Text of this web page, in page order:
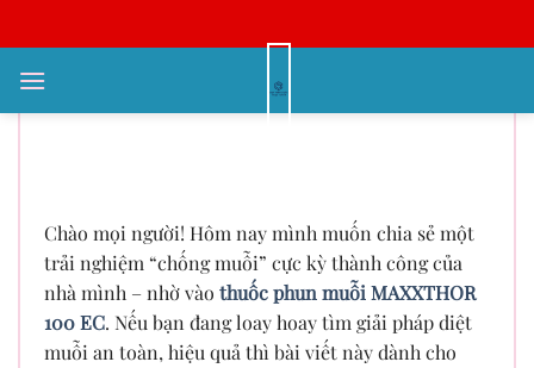
qua
nội
Dùng thử thuốc phun muỗi
Chào mọi người! Hôm nay mình muốn chia sẻ một
trải nghiệm “chống muỗi” cực kỳ thành công của
nhà mình – nhờ vào thuốc phun muỗi MAXXTHOR
100 EC. Nếu bạn đang loay hoay tìm giải pháp diệt
muỗi an toàn, hiệu quả thì bài viết này dành cho